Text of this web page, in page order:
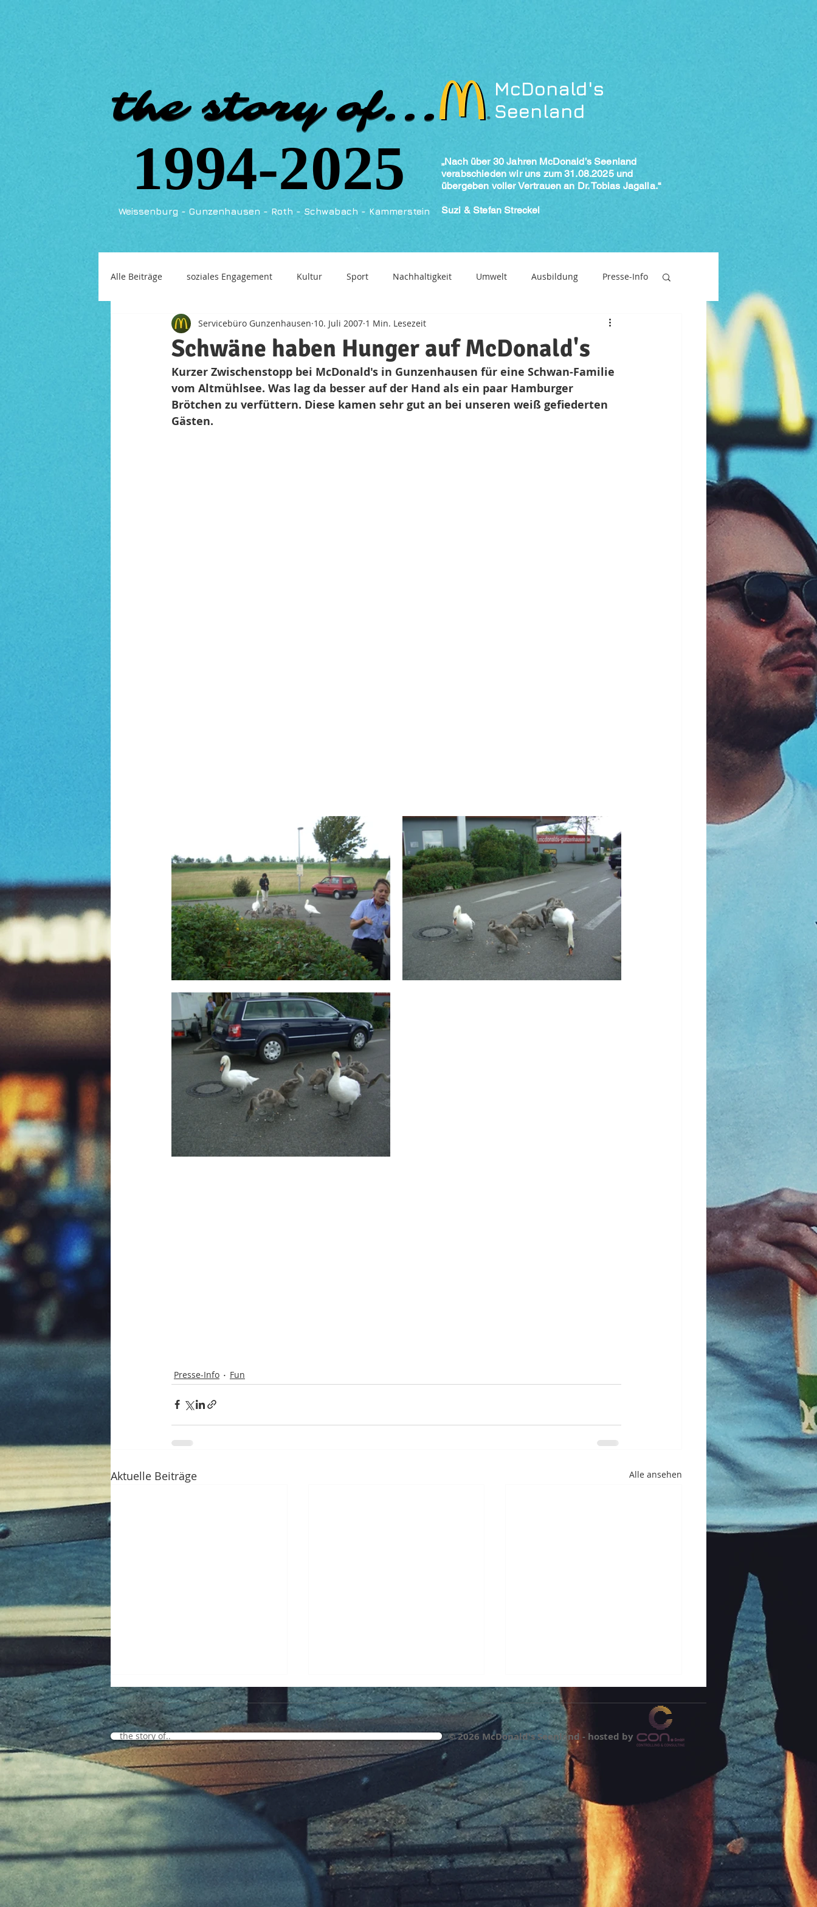
the story of...
the story of...
​McDonald's
Seenland
1994-2025
1994-2025
Weissenburg - Gunzenhausen - Roth - Schwabach - Kammerstein
„Nach über 30 Jahren McDonald’s Seenland
verabschieden wir uns zum 31.08.2025 und
übergeben voller Vertrauen an Dr. Tobias Jagalla.“
Suzi & Stefan Streckel
Alle Beiträge soziales Engagement Kultur Sport Nachhaltigkeit Umwelt Ausbildung Presse-Info
Mitarbeiter Restaurant der Zukunft Kinderhilfe Integration
Schwäne haben Hunger auf McDonald's
Servicebüro Gunzenhausen 10. Juli 2007 1 Min. Lesezeit
Kurzer Zwischenstopp bei McDonald's in Gunzenhausen für eine Schwan-Familie
vom Altmühlsee. Was lag da besser auf der Hand als ein paar Hamburger
Brötchen zu verfüttern. Diese kamen sehr gut an bei unseren weiß gefiederten
Gästen.
Presse-Info Fun
Aktuelle Beiträge Alle ansehen
Frauen Union Gunzenhausen
zu Besuch bei McDonald’s
Seenland – Ein Blick hinter die
Kulissen mit
Spendenübergabe
McDonald's Servicebüro jetzt
am Marktplatz in
Gunzenhausen
BR fragt nach... bei
McDonald's in Roth
the story of.. © 2026 McDonald's Seenland - hosted by